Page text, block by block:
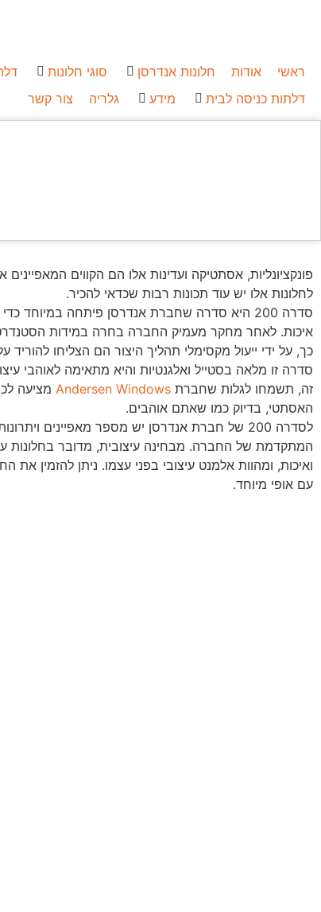
ראשי אודות חלונות אנדרסן סוגי חלונות
דלתות כניסה לבית
מידע גלריה צור קשר
פונקציונליות, אסתטיקה ועדינות אלו הם הקווים המאפיינים
לחלונות אלו יש עוד תכונות רבות שכדאי להכיר.
סדרה 200 היא סדרה שחברת אנדרסן פיתחה במיוחד כדי להנגיש
איכות. לאחר מחקר מעמיק החברה בחרה במידות
כך, על ידי ייעול מקסימלי תהליך היצור הם הצליחו להוריד
סדרה זו מלאה בסטייל ואלגנטיות והיא מתאימה לאוהבי
זה, תשמחו לגלות שחברת
מציעה
האסתטי, בדיוק כמו שאתם אוהבים.
לסדרה 200 של חברת אנדרסן יש מספר מאפיינים ויתרונות, הקשורים ל
המתקדמת של החברה. מבחינה עיצובית, מדובר בחלונות
ואיכות, ומהוות אלמנט עיצובי בפני עצמו. ניתן להזמין את
עם אופי מיוחד.